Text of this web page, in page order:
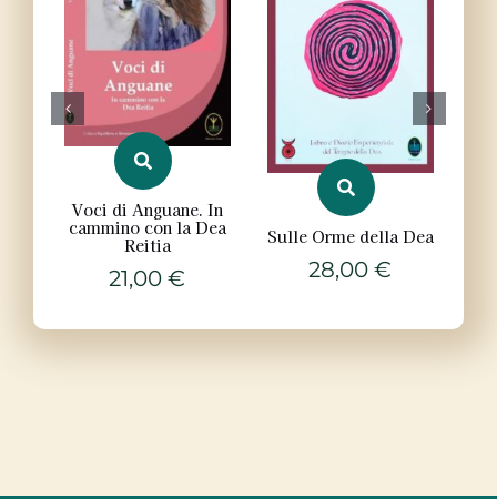
Voci di Anguane. In
cammino con la Dea
Reitia
21,00€
Sulle Orme della Dea
28,00€